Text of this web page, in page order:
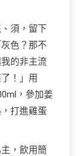
須，留下
色？那不
的非主流
！」用
，參加姜
，打進雞蛋
，飲用簡